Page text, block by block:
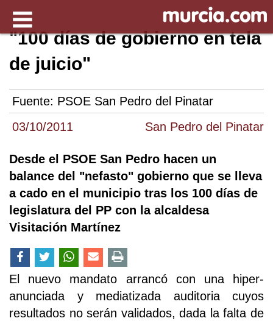
03/10/2011 San Pedro del Pinatar
"100 días de gobierno en tela
de juicio"
Fuente: PSOE San Pedro del Pinatar
Desde el PSOE San Pedro hacen un
balance del "nefasto" gobierno que se lleva
a cado en el municipio tras los 100 días de
legislatura del PP con la alcaldesa
Visitación Martínez
El nuevo mandato arrancó con una hiper-
anunciada y mediatizada auditoria cuyos
resultados no serán validados, dada la falta de